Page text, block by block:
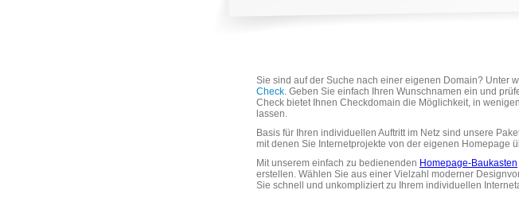
Sie sind auf der Suche nach einer eigenen Domain? Unter
Check. Geben Sie einfach Ihren Wunschnamen ein und
Check bietet Ihnen Checkdomain die Möglichkeit, in
lassen.
Basis für Ihren individuellen Auftritt im Netz sind unsere
mit denen Sie Internetprojekte von der eigenen Homepage
Mit unserem einfach zu bedienenden Homepage-Baukasten
erstellen. Wählen Sie aus einer Vielzahl moderner
Sie schnell und unkompliziert zu Ihrem individuellen